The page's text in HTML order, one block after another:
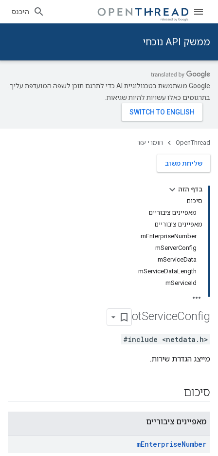
היכנס
ממשק API נוכחי
‫Google משתמשת בטכנולוגיית AI כדי לתרגם תוכן לשפה המועדפת עליך.
בתרגומים כאלו עשויות להיות שגיאות.
OpenThread חומרי עזר
שליחת משוב
בדף הזה
סיכום
מאפיינים ציבוריים
מאפיינים ציבוריים
mEnterpriseNumber
mServerConfig
mServiceData
mServiceDataLength
mServiceId
otServiceConfig
#include <netdata.h>
מייצג הגדרת שירות.
סיכום
מאפיינים ציבוריים
mEnterpriseNumber